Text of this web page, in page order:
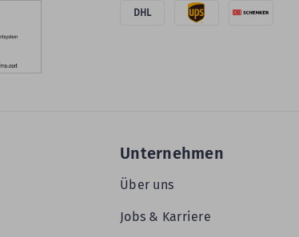
DHL
Unternehmen
Über uns
Jobs & Karriere